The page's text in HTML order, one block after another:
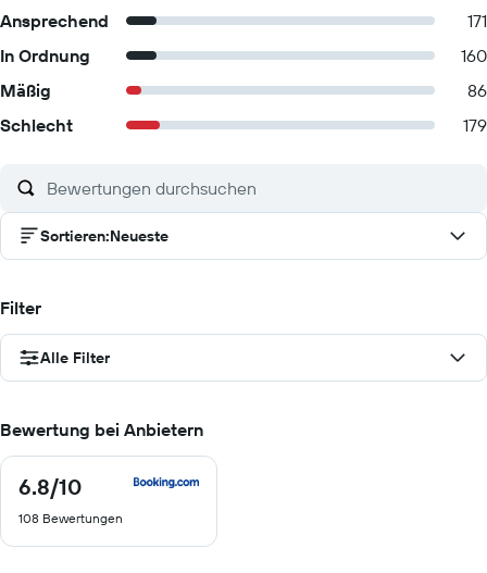
Ansprechend
171
In Ordnung
160
Mäßig
86
Schlecht
179
Sortieren:Neueste
Filter
Alle Filter
Bewertung bei Anbietern
6.8/10
6.8
10
108 Bewertungen